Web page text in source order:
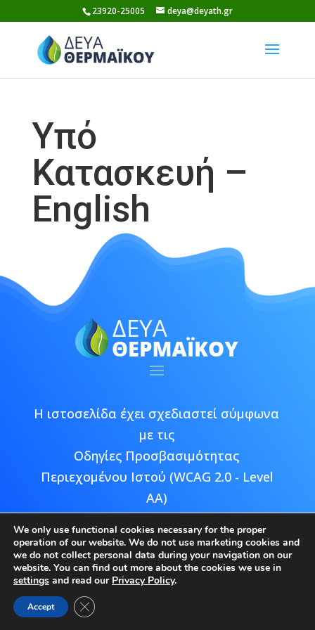
to
content
23920-25005 deya@deyath.gr
Υπό
Κατασκευή –
English
Η ιστοσελίδα έχει σχεδιαστεί σύμφωνα
με τις
Οδηγίες Προσβασιμότητας
Περιεχομένου Ιστού (WCAG 2.0 - Level
AA)
Copyright © 2026 ΔΕΥΑ Θερμαϊκού |
Developed by
We only use functional cookies necessary for the proper
operation of our website. We do not use marketing cookies and
we do not collect personal data during your navigation on our
website. You can find out more about the cookies we use in
settings and read our Privacy Policy.
Accept Close GDPR Cookie Banner